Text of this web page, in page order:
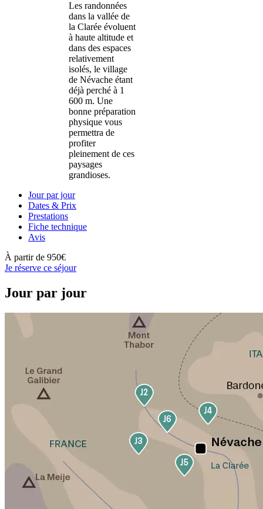
Les randonnées
dans la vallée de
la Clarée évoluent
à haute altitude et
dans des espaces
relativement
isolés, le village
de Névache étant
déjà perché à 1
600 m. Une
bonne préparation
physique vous
permettra de
profiter
pleinement de ces
paysages
grandioses.
Jour par jour
Dates & Prix
Prestations
Fiche technique
Avis
À partir de 950€
Je réserve ce séjour
Jour par jour